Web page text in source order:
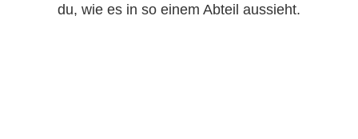
du, wie es in so einem Abteil aussieht.